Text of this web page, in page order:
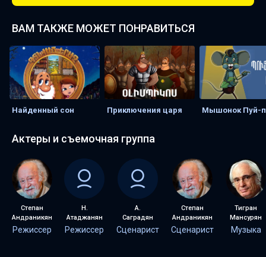
ВАМ ТАКЖЕ МОЖЕТ ПОНРАВИТЬСЯ
Найденный сон Приключения царя Мышонок Пуй-
Актеры и съемочная группа
Степан
Андраникян
Режиссер
Н.
Атаджанян
Режиссер
А.
Саградян
Сценарист
Степан
Андраникян
Сценарист
Тигран
Мансурян
Музыка